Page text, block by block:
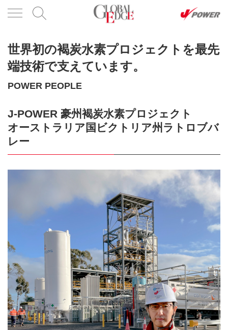
世界初の褐炭水素プロジェクトを最先
端技術で支えています。
POWER PEOPLE
J-POWER 豪州褐炭水素プロジェクト
オーストラリア国ビクトリア州ラトロブバ
レー